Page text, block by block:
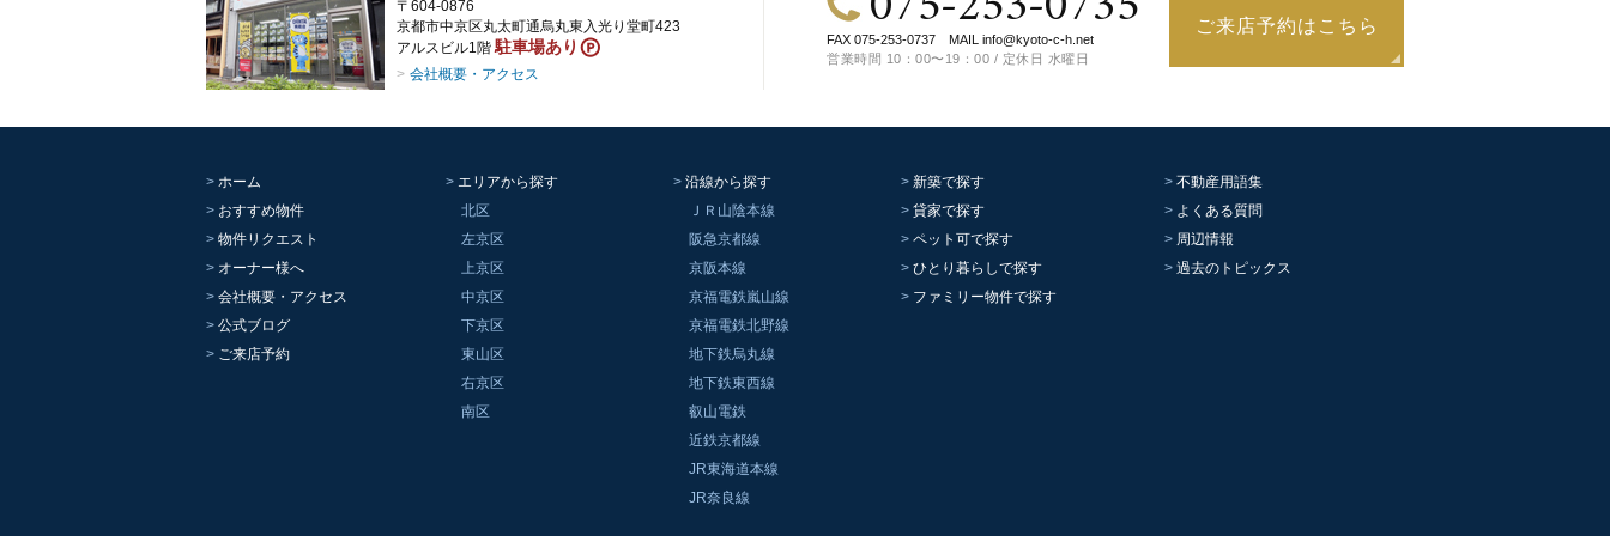
〒604-0876
京都市中京区丸太町通烏丸東入光り堂町423
アルスビル1階 駐車場あり
会社概要・アクセス
FAX 075-253-0737 MAIL info@kyoto-c-h.net
営業時間 10：00〜19：00 / 定休日 水曜日
ご来店予約はこちら
ホーム
おすすめ物件
物件リクエスト
オーナー様へ
会社概要・アクセス
公式ブログ
ご来店予約
エリアから探す
北区
左京区
上京区
中京区
下京区
東山区
右京区
南区
沿線から探す
ＪＲ山陰本線
阪急京都線
京阪本線
京福電鉄嵐山線
京福電鉄北野線
地下鉄烏丸線
地下鉄東西線
叡山電鉄
近鉄京都線
JR東海道本線
JR奈良線
新築で探す
貸家で探す
ペット可で探す
ひとり暮らしで探す
ファミリー物件で探す
不動産用語集
よくある質問
周辺情報
過去のトピックス